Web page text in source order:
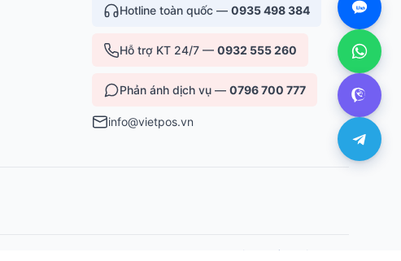
Hotline toàn quốc — 0935 498 384
Hỗ trợ KT 24/7 — 0932 555 260
Phản ánh dịch vụ — 0796 700 777
info@vietpos.vn
Bảo mật Điều khoản